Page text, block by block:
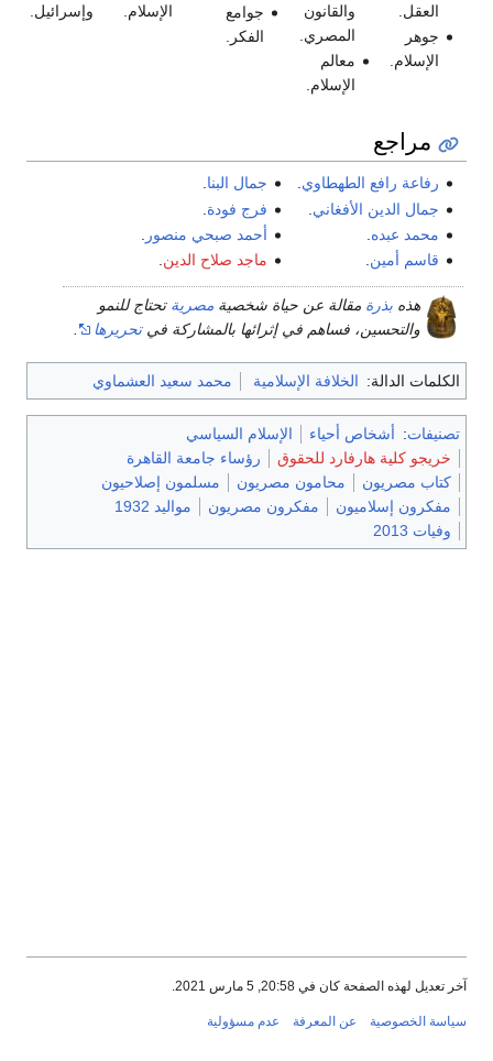
العقل.
جوهر
الإسلام.
والقانون
المصري.
معالم
الإسلام.
جوامع
الفكر.
الإسلام.
وإسرائيل.
مراجع
رفاعة رافع الطهطاوي
جمال الدين الأفغاني
محمد عبده
قاسم أمين.
جمال البنا
فرج فودة
أحمد صبحي منصور
ماجد صلاح الدين.
هذه بذرة مقالة عن حياة شخصية مصرية تحتاج للنمو
والتحسين، فساهم في إثرائها بالمشاركة فيتحريرها
الكلمات الدالة: الخلافة الإسلامية محمد سعيد العشماوي
تصنيفات: أشخاص أحياء
الإسلام السياسي
خريجو كلية هارفارد للحقوق
رؤساء جامعة القاهرة
كتاب مصريون
محامون مصريون
مسلمون إصلاحيون
مفكرون إسلاميون
مفكرون مصريون
مواليد 1932
وفيات 2013
آخر تعديل لهذه الصفحة كان في 20:58, 5 مارس 2021.
سياسة الخصوصية عن المعرفة عدم مسؤولية